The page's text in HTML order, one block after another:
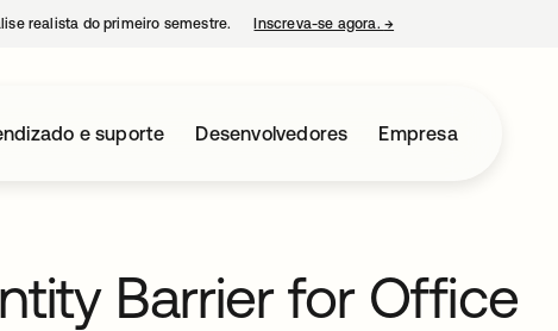
realista do primeiro semestre. Inscreva-se agora. →
e suporte Desenvolvedores Empresa
Barrier for Office